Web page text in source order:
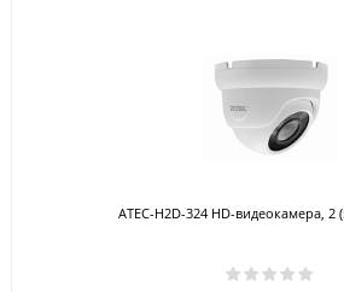
ATEC-H2D-324 HD-видеокамера,